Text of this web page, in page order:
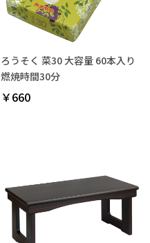
ろうそく 菜30 大容量 60本入り
燃焼時間30分
￥660